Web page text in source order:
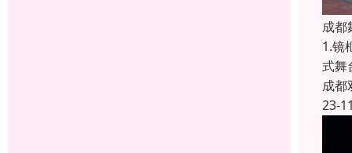
成都
1.镜
式舞
成都
23-